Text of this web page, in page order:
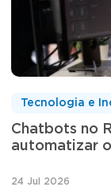
Chatbots no
automatizar
Tecnologia e
24 Jul 2026